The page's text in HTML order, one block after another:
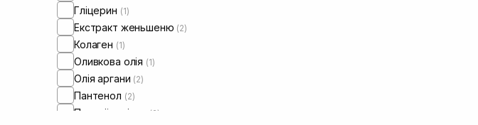
Гліцерин (1)
Екстракт женьшеню (2)
Колаген (1)
Оливкова олія (1)
Олія аргани (2)
Пантенол (2)
Протеїни кіноа (2)